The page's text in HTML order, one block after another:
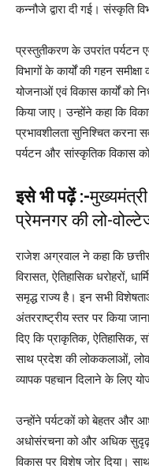
कन्नौजे द्वारा दी गई। संस्कृति
प्रस्तुतीकरण के उपरांत पर्यटन
विभागों के कार्यों की गहन
योजनाओं एवं विकास कार्यों को
किया जाए। उन्होंने कहा कि
प्रभावशीलता सुनिश्चित करना
पर्यटन और सांस्कृतिक विकास
इसे भी पढ़ें :-
प्रेमनगर की लो-
राजेश अग्रवाल ने कहा कि
विरासत, ऐतिहासिक धरोहरों,
समृद्ध राज्य है। इन सभी
अंतरराष्ट्रीय स्तर पर किया
दिए कि प्राकृतिक, ऐतिहासिक,
साथ प्रदेश की लोककलाओं,
व्यापक पहचान दिलाने के लिए
उन्होंने पर्यटकों को बेहतर और
अधोसंरचना को और अधिक सुदृढ़
विकास पर विशेष जोर दिया।